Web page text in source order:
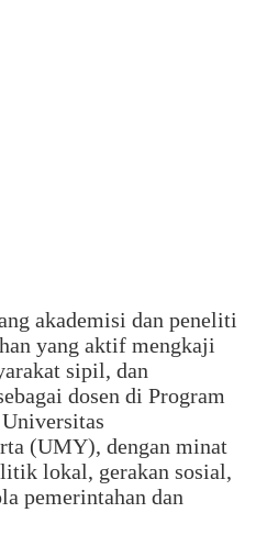
akademisi dan peneliti
yang aktif mengkaji
sipil, dan
dosen di Program
(UMY), dengan minat
lokal, gerakan sosial,
pemerintahan dan